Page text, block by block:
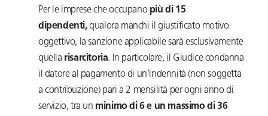
Per le imprese che occupano più di 15
dipendenti,qualora manchi il giustificato motivo
oggettivo, la sanzione applicabile sarà esclusivamente
quella risarcitoria. In particolare, il Giudice condanna
il datore al pagamento di un’indennità (non soggetta
a contribuzione) pari a 2 mensilità per ogni anno di
servizio, tra un minimo di 6 e un massimo di 36